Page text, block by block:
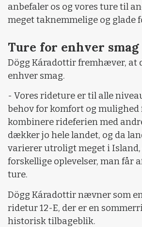
anbefaler os og vores ture til
meget taknemmelige og glade
Ture for enhver smag
Dögg Káradottir fremhæver, at
enhver smag.
- Vores rideture er til alle
behov for komfort og mulighed
kombinere rideferien med
dækker jo hele landet, og da
varierer utroligt meget i Island,
forskellige oplevelser, man får
ture.
Dögg Káradottir nævner som
ridetur 12-E, der er en
historisk tilbageblik.